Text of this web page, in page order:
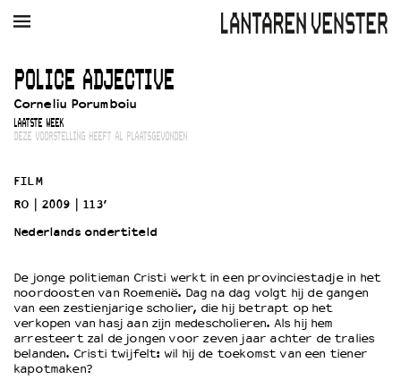
AGENDA FILM MUZIEK
Winkelmandje
Zoek
Openingstijden & contact
Bereikbaarheid
Kaartverkoop
EDUCATIE
Schoolvoorstellingen
Filmprogramma’s Primair Onderwijs
Filmprogramma’s VO/MBO
Speciale educatieprogramma’s
POLICE ADJECTIVE
Corneliu Porumboiu
LAATSTE WEEK
DEZE VOORSTELLING HEEFT AL PLAATSGEVONDEN
FILM
RO
2009
113’
Nederlands ondertiteld
De jonge politieman Cristi werkt in een provinciestadje in het
noordoosten van Roemenië. Dag na dag volgt hij de gangen
van een zestienjarige scholier, die hij betrapt op het
verkopen van hasj aan zijn medescholieren. Als hij hem
arresteert zal de jongen voor zeven jaar achter de tralies
belanden. Cristi twijfelt: wil hij de toekomst van een tiener
kapotmaken?